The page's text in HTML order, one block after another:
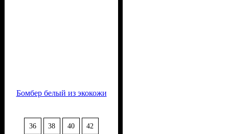
Бомбер белый из экокожи
36 38 40 42